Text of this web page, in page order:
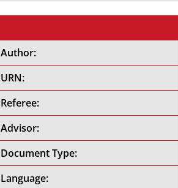
Author:
URN:
Referee:
Advisor:
Document Type:
Language: